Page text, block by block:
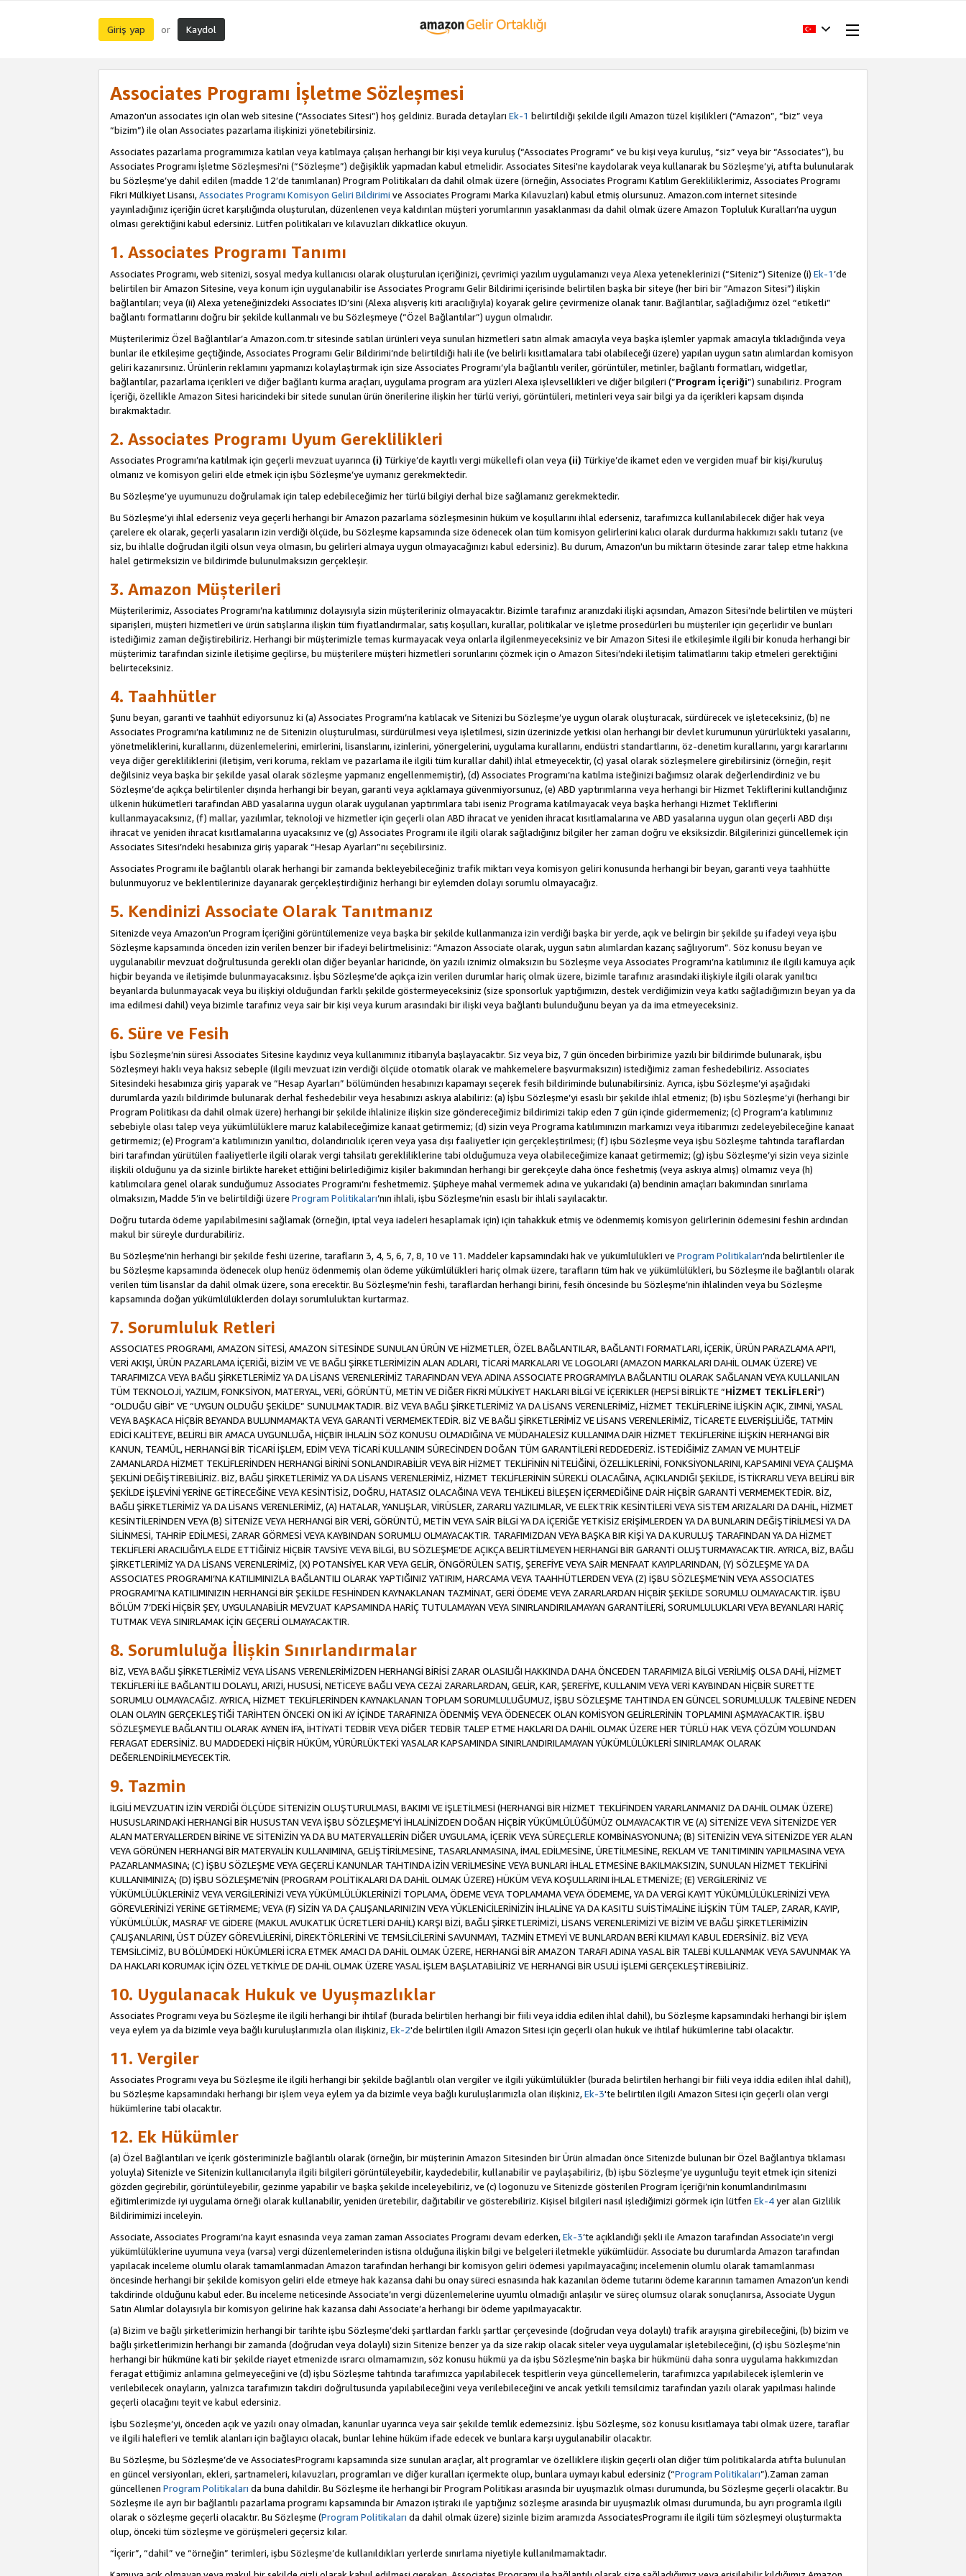
Giriş yap or Kaydol
Associates Programı İşletme Sözleşmesi
Amazon'un associates için olan web sitesine (“Associates Sitesi”) hoş geldiniz. Burada detayları Ek-1 belirtildiği şekilde ilgili Amazon tüzel kişilikleri (“Amazon”, “biz” veya
“bizim”) ile olan Associates pazarlama ilişkinizi yönetebilirsiniz.
Associates pazarlama programımıza katılan veya katılmaya çalışan herhangi bir kişi veya kuruluş (“Associates Programı” ve bu kişi veya kuruluş, “siz” veya bir “Associates”), bu
Associates Programı İşletme Sözleşmesi'ni (“Sözleşme”) değişiklik yapmadan kabul etmelidir. Associates Sitesi'ne kaydolarak veya kullanarak bu Sözleşme’yi, atıfta bulunularak
bu Sözleşme’ye dahil edilen (madde 12’de tanımlanan) Program Politikaları da dahil olmak üzere (örneğin, Associates Programı Katılım Gerekliliklerimiz, Associates Programı
Fikri Mülkiyet Lisansı,Associates Programı Komisyon Geliri Bildirimi ve Associates Programı Marka Kılavuzları) kabul etmiş olursunuz. Amazon.com internet sitesinde
yayınladığınız içeriğin ücret karşılığında oluşturulan, düzenlenen veya kaldırılan müşteri yorumlarının yasaklanması da dahil olmak üzere Amazon Topluluk Kuralları’na uygun
olması gerektiğini kabul edersiniz. Lütfen politikaları ve kılavuzları dikkatlice okuyun.
1. Associates Programı Tanımı
Associates Programı, web sitenizi, sosyal medya kullanıcısı olarak oluşturulan içeriğinizi, çevrimiçi yazılım uygulamanızı veya Alexa yeteneklerinizi (“Siteniz”) Sitenize (i) Ek-1’de
belirtilen bir Amazon Sitesine, veya konum için uygulanabilir ise Associates Programı Gelir Bildirimi içerisinde belirtilen başka bir siteye (her biri bir “Amazon Sitesi”) ilişkin
bağlantıları; veya (ii) Alexa yeteneğinizdeki Associates ID’sini (Alexa alışveriş kiti aracılığıyla) koyarak gelire çevirmenize olanak tanır. Bağlantılar, sağladığımız özel “etiketli”
bağlantı formatlarını doğru bir şekilde kullanmalı ve bu Sözleşmeye (“Özel Bağlantılar”) uygun olmalıdır.
Müşterilerimiz Özel Bağlantılar’a Amazon.com.tr sitesinde satılan ürünleri veya sunulan hizmetleri satın almak amacıyla veya başka işlemler yapmak amacıyla tıkladığında veya
bunlar ile etkileşime geçtiğinde, Associates Programı Gelir Bildirimi’nde belirtildiği hali ile (ve belirli kısıtlamalara tabi olabileceği üzere) yapılan uygun satın alımlardan komisyon
geliri kazanırsınız. Ürünlerin reklamını yapmanızı kolaylaştırmak için size Associates Programı’yla bağlantılı veriler, görüntüler, metinler, bağlantı formatları, widgetlar,
bağlantılar, pazarlama içerikleri ve diğer bağlantı kurma araçları, uygulama program ara yüzleri Alexa işlevsellikleri ve diğer bilgileri (”Program İçeriği”) sunabiliriz. Program
İçeriği, özellikle Amazon Sitesi haricindeki bir sitede sunulan ürün önerilerine ilişkin her türlü veriyi, görüntüleri, metinleri veya sair bilgi ya da içerikleri kapsam dışında
bırakmaktadır.
2. Associates Programı Uyum Gereklilikleri
Associates Programı’na katılmak için geçerli mevzuat uyarınca (i) Türkiye’de kayıtlı vergi mükellefi olan veya (ii) Türkiye’de ikamet eden ve vergiden muaf bir kişi/kuruluş
olmanız ve komisyon geliri elde etmek için işbu Sözleşme’ye uymanız gerekmektedir.
Bu Sözleşme’ye uyumunuzu doğrulamak için talep edebileceğimiz her türlü bilgiyi derhal bize sağlamanız gerekmektedir.
Bu Sözleşme’yi ihlal ederseniz veya geçerli herhangi bir Amazon pazarlama sözleşmesinin hüküm ve koşullarını ihlal ederseniz, tarafımızca kullanılabilecek diğer hak veya
çarelere ek olarak, geçerli yasaların izin verdiği ölçüde, bu Sözleşme kapsamında size ödenecek olan tüm komisyon gelirlerini kalıcı olarak durdurma hakkımızı saklı tutarız (ve
siz, bu ihlalle doğrudan ilgili olsun veya olmasın, bu gelirleri almaya uygun olmayacağınızı kabul edersiniz). Bu durum, Amazon'un bu miktarın ötesinde zarar talep etme hakkına
halel getirmeksizin ve bildirimde bulunulmaksızın gerçekleşir.
3. Amazon Müşterileri
Müşterilerimiz, Associates Programı’na katılımınız dolayısıyla sizin müşterileriniz olmayacaktır. Bizimle tarafınız aranızdaki ilişki açısından, Amazon Sitesi’nde belirtilen ve müşteri
siparişleri, müşteri hizmetleri ve ürün satışlarına ilişkin tüm fiyatlandırmalar, satış koşulları, kurallar, politikalar ve işletme prosedürleri bu müşteriler için geçerlidir ve bunları
istediğimiz zaman değiştirebiliriz. Herhangi bir müşterimizle temas kurmayacak veya onlarla ilgilenmeyeceksiniz ve bir Amazon Sitesi ile etkileşimle ilgili bir konuda herhangi bir
müşterimiz tarafından sizinle iletişime geçilirse, bu müşterilere müşteri hizmetleri sorunlarını çözmek için o Amazon Sitesi’ndeki iletişim talimatlarını takip etmeleri gerektiğini
belirteceksiniz.
4. Taahhütler
Şunu beyan, garanti ve taahhüt ediyorsunuz ki (a) Associates Programı’na katılacak ve Sitenizi bu Sözleşme’ye uygun olarak oluşturacak, sürdürecek ve işleteceksiniz, (b) ne
Associates Programı’na katılımınız ne de Sitenizin oluşturulması, sürdürülmesi veya işletilmesi, sizin üzerinizde yetkisi olan herhangi bir devlet kurumunun yürürlükteki yasalarını,
yönetmeliklerini, kurallarını, düzenlemelerini, emirlerini, lisanslarını, izinlerini, yönergelerini, uygulama kurallarını, endüstri standartlarını, öz-denetim kurallarını, yargı kararlarını
veya diğer gerekliliklerini (iletişim, veri koruma, reklam ve pazarlama ile ilgili tüm kurallar dahil) ihlal etmeyecektir, (c) yasal olarak sözleşmelere girebilirsiniz (örneğin, reşit
değilsiniz veya başka bir şekilde yasal olarak sözleşme yapmanız engellenmemiştir), (d) Associates Programı’na katılma isteğinizi bağımsız olarak değerlendirdiniz ve bu
Sözleşme’de açıkça belirtilenler dışında herhangi bir beyan, garanti veya açıklamaya güvenmiyorsunuz, (e) ABD yaptırımlarına veya herhangi bir Hizmet Tekliflerini kullandığınız
ülkenin hükümetleri tarafından ABD yasalarına uygun olarak uygulanan yaptırımlara tabi iseniz Programa katılmayacak veya başka herhangi Hizmet Tekliflerini
kullanmayacaksınız, (f) mallar, yazılımlar, teknoloji ve hizmetler için geçerli olan ABD ihracat ve yeniden ihracat kısıtlamalarına ve ABD yasalarına uygun olan geçerli ABD dışı
ihracat ve yeniden ihracat kısıtlamalarına uyacaksınız ve (g) Associates Programı ile ilgili olarak sağladığınız bilgiler her zaman doğru ve eksiksizdir. Bilgilerinizi güncellemek için
Associates Sitesi’ndeki hesabınıza giriş yaparak “Hesap Ayarları”nı seçebilirsiniz.
Associates Programı ile bağlantılı olarak herhangi bir zamanda bekleyebileceğiniz trafik miktarı veya komisyon geliri konusunda herhangi bir beyan, garanti veya taahhütte
bulunmuyoruz ve beklentilerinize dayanarak gerçekleştirdiğiniz herhangi bir eylemden dolayı sorumlu olmayacağız.
5. Kendinizi Associate Olarak Tanıtmanız
Sitenizde veya Amazon’un Program İçeriğini görüntülemenize veya başka bir şekilde kullanmanıza izin verdiği başka bir yerde, açık ve belirgin bir şekilde şu ifadeyi veya işbu
Sözleşme kapsamında önceden izin verilen benzer bir ifadeyi belirtmelisiniz: “Amazon Associate olarak, uygun satın alımlardan kazanç sağlıyorum”. Söz konusu beyan ve
uygulanabilir mevzuat doğrultusunda gerekli olan diğer beyanlar haricinde, ön yazılı iznimiz olmaksızın bu Sözleşme veya Associates Programı’na katılımınız ile ilgili kamuya açık
hiçbir beyanda ve iletişimde bulunmayacaksınız. İşbu Sözleşme’de açıkça izin verilen durumlar hariç olmak üzere, bizimle tarafınız arasındaki ilişkiyle ilgili olarak yanıltıcı
beyanlarda bulunmayacak veya bu ilişkiyi olduğundan farklı şekilde göstermeyeceksiniz (size sponsorluk yaptığımızın, destek verdiğimizin veya katkı sağladığımızın beyan ya da
ima edilmesi dahil) veya bizimle tarafınız veya sair bir kişi veya kurum arasındaki bir ilişki veya bağlantı bulunduğunu beyan ya da ima etmeyeceksiniz.
6. Süre ve Fesih
İşbu Sözleşme’nin süresi Associates Sitesine kaydınız veya kullanımınız itibarıyla başlayacaktır. Siz veya biz, 7 gün önceden birbirimize yazılı bir bildirimde bulunarak, işbu
Sözleşmeyi haklı veya haksız sebeple (ilgili mevzuat izin verdiği ölçüde otomatik olarak ve mahkemelere başvurmaksızın) istediğimiz zaman feshedebiliriz. Associates
Sitesindeki hesabınıza giriş yaparak ve “Hesap Ayarları” bölümünden hesabınızı kapamayı seçerek fesih bildiriminde bulunabilirsiniz. Ayrıca, işbu Sözleşme’yi aşağıdaki
durumlarda yazılı bildirimde bulunarak derhal feshedebilir veya hesabınızı askıya alabiliriz: (a) İşbu Sözleşme’yi esaslı bir şekilde ihlal etmeniz; (b) işbu Sözleşme’yi (herhangi bir
Program Politikası da dahil olmak üzere) herhangi bir şekilde ihlalinize ilişkin size göndereceğimiz bildirimizi takip eden 7 gün içinde gidermemeniz; (c) Program’a katılımınız
sebebiyle olası talep veya yükümlülüklere maruz kalabileceğimize kanaat getirmemiz; (d) sizin veya Programa katılımınızın markamızı veya itibarımızı zedeleyebileceğine kanaat
getirmemiz; (e) Program’a katılımınızın yanıltıcı, dolandırıcılık içeren veya yasa dışı faaliyetler için gerçekleştirilmesi; (f) işbu Sözleşme veya işbu Sözleşme tahtında taraflardan
biri tarafından yürütülen faaliyetlerle ilgili olarak vergi tahsilatı gerekliliklerine tabi olduğumuza veya olabileceğimize kanaat getirmemiz; (g) işbu Sözleşme’yi sizin veya sizinle
ilişkili olduğunu ya da sizinle birlikte hareket ettiğini belirlediğimiz kişiler bakımından herhangi bir gerekçeyle daha önce feshetmiş (veya askıya almış) olmamız veya (h)
katılımcılara genel olarak sunduğumuz Associates Programı’nı feshetmemiz. Şüpheye mahal vermemek adına ve yukarıdaki (a) bendinin amaçları bakımından sınırlama
olmaksızın, Madde 5’in ve belirtildiği üzere Program Politikaları’nın ihlali, işbu Sözleşme’nin esaslı bir ihlali sayılacaktır.
Doğru tutarda ödeme yapılabilmesini sağlamak (örneğin, iptal veya iadeleri hesaplamak için) için tahakkuk etmiş ve ödenmemiş komisyon gelirlerinin ödemesini feshin ardından
makul bir süreyle durdurabiliriz.
Bu Sözleşme’nin herhangi bir şekilde feshi üzerine, tarafların 3, 4, 5, 6, 7, 8, 10 ve 11. Maddeler kapsamındaki hak ve yükümlülükleri ve Program Politikaları’nda belirtilenler ile
bu Sözleşme kapsamında ödenecek olup henüz ödenmemiş olan ödeme yükümlülükleri hariç olmak üzere, tarafların tüm hak ve yükümlülükleri, bu Sözleşme ile bağlantılı olarak
verilen tüm lisanslar da dahil olmak üzere, sona erecektir. Bu Sözleşme’nin feshi, taraflardan herhangi birini, fesih öncesinde bu Sözleşme’nin ihlalinden veya bu Sözleşme
kapsamında doğan yükümlülüklerden dolayı sorumluluktan kurtarmaz.
7. Sorumluluk Retleri
ASSOCIATES PROGRAMI, AMAZON SİTESİ, AMAZON SİTESİNDE SUNULAN ÜRÜN VE HİZMETLER, ÖZEL BAĞLANTILAR, BAĞLANTI FORMATLARI, İÇERİK, ÜRÜN PARAZLAMA API’I,
VERİ AKIŞI, ÜRÜN PAZARLAMA İÇERİĞİ, BİZİM VE VE BAĞLI ŞİRKETLERİMİZİN ALAN ADLARI, TİCARİ MARKALARI VE LOGOLARI (AMAZON MARKALARI DAHİL OLMAK ÜZERE) VE
TARAFIMIZCA VEYA BAĞLI ŞİRKETLERİMİZ YA DA LİSANS VERENLERİMİZ TARAFINDAN VEYA ADINA ASSOCIATE PROGRAMIYLA BAĞLANTILI OLARAK SAĞLANAN VEYA KULLANILAN
TÜM TEKNOLOJİ, YAZILIM, FONKSİYON, MATERYAL, VERİ, GÖRÜNTÜ, METİN VE DİĞER FİKRİ MÜLKİYET HAKLARI BİLGİ VE İÇERİKLER (HEPSİ BİRLİKTE “HİZMET TEKLİFLERİ”)
“OLDUĞU GİBİ” VE “UYGUN OLDUĞU ŞEKİLDE” SUNULMAKTADIR. BİZ VEYA BAĞLI ŞİRKETLERİMİZ YA DA LİSANS VERENLERİMİZ, HİZMET TEKLİFLERİNE İLİŞKİN AÇIK, ZIMNİ, YASAL
VEYA BAŞKACA HİÇBİR BEYANDA BULUNMAMAKTA VEYA GARANTİ VERMEMEKTEDİR. BİZ VE BAĞLI ŞİRKETLERİMİZ VE LİSANS VERENLERİMİZ, TİCARETE ELVERİŞLİLİĞE, TATMİN
EDİCİ KALİTEYE, BELİRLİ BİR AMACA UYGUNLUĞA, HİÇBİR İHLALİN SÖZ KONUSU OLMADIĞINA VE MÜDAHALESİZ KULLANIMA DAİR HİZMET TEKLİFLERİNE İLİŞKİN HERHANGİ BİR
KANUN, TEAMÜL, HERHANGİ BİR TİCARİ İŞLEM, EDİM VEYA TİCARİ KULLANIM SÜRECİNDEN DOĞAN TÜM GARANTİLERİ REDDEDERİZ. İSTEDİĞİMİZ ZAMAN VE MUHTELİF
ZAMANLARDA HİZMET TEKLİFLERİNDEN HERHANGİ BİRİNİ SONLANDIRABİLİR VEYA BİR HİZMET TEKLİFİNİN NİTELİĞİNİ, ÖZELLİKLERİNİ, FONKSİYONLARINI, KAPSAMINI VEYA ÇALIŞMA
ŞEKLİNİ DEĞİŞTİREBİLİRİZ. BİZ, BAĞLI ŞİRKETLERİMİZ YA DA LİSANS VERENLERİMİZ, HİZMET TEKLİFLERİNİN SÜREKLİ OLACAĞINA, AÇIKLANDIĞI ŞEKİLDE, İSTİKRARLI VEYA BELİRLİ BİR
ŞEKİLDE İŞLEVİNİ YERİNE GETİRECEĞİNE VEYA KESİNTİSİZ, DOĞRU, HATASIZ OLACAĞINA VEYA TEHLİKELİ BİLEŞEN İÇERMEDİĞİNE DAİR HİÇBİR GARANTİ VERMEMEKTEDİR. BİZ,
BAĞLI ŞİRKETLERİMİZ YA DA LİSANS VERENLERİMİZ, (A) HATALAR, YANLIŞLAR, VİRÜSLER, ZARARLI YAZILIMLAR, VE ELEKTRİK KESİNTİLERİ VEYA SİSTEM ARIZALARI DA DAHİL, HİZMET
KESİNTİLERİNDEN VEYA (B) SİTENİZE VEYA HERHANGİ BİR VERİ, GÖRÜNTÜ, METİN VEYA SAİR BİLGİ YA DA İÇERİĞE YETKİSİZ ERİŞİMLERDEN YA DA BUNLARIN DEĞİŞTİRİLMESİ YA DA
SİLİNMESİ, TAHRİP EDİLMESİ, ZARAR GÖRMESİ VEYA KAYBINDAN SORUMLU OLMAYACAKTIR. TARAFIMIZDAN VEYA BAŞKA BIR KİŞİ YA DA KURULUŞ TARAFINDAN YA DA HİZMET
TEKLİFLERİ ARACILIĞIYLA ELDE ETTİĞİNİZ HİÇBİR TAVSİYE VEYA BİLGİ, BU SÖZLEŞME’DE AÇIKÇA BELİRTİLMEYEN HERHANGİ BİR GARANTİ OLUŞTURMAYACAKTIR. AYRICA, BİZ, BAĞLI
ŞİRKETLERİMİZ YA DA LİSANS VERENLERİMİZ, (X) POTANSİYEL KAR VEYA GELİR, ÖNGÖRÜLEN SATIŞ, ŞEREFİYE VEYA SAİR MENFAAT KAYIPLARINDAN, (Y) SÖZLEŞME YA DA
ASSOCIATES PROGRAMI’NA KATILIMINIZLA BAĞLANTILI OLARAK YAPTIĞINIZ YATIRIM, HARCAMA VEYA TAAHHÜTLERDEN VEYA (Z) İŞBU SÖZLEŞME’NİN VEYA ASSOCIATES
PROGRAMI’NA KATILIMINIZIN HERHANGİ BİR ŞEKİLDE FESHİNDEN KAYNAKLANAN TAZMİNAT, GERİ ÖDEME VEYA ZARARLARDAN HİÇBİR ŞEKİLDE SORUMLU OLMAYACAKTIR. İŞBU
BÖLÜM 7’DEKİ HİÇBİR ŞEY, UYGULANABİLİR MEVZUAT KAPSAMINDA HARİÇ TUTULAMAYAN VEYA SINIRLANDIRILAMAYAN GARANTİLERİ, SORUMLULUKLARI VEYA BEYANLARI HARİÇ
TUTMAK VEYA SINIRLAMAK İÇİN GEÇERLİ OLMAYACAKTIR.
8. Sorumluluğa İlişkin Sınırlandırmalar
BİZ, VEYA BAĞLI ŞİRKETLERİMİZ VEYA LİSANS VERENLERİMİZDEN HERHANGİ BİRİSİ ZARAR OLASILIĞI HAKKINDA DAHA ÖNCEDEN TARAFIMIZA BİLGİ VERİLMİŞ OLSA DAHİ, HİZMET
TEKLİFLERİ İLE BAĞLANTILI DOLAYLI, ARIZİ, HUSUSİ, NETİCEYE BAĞLI VEYA CEZAİ ZARARLARDAN, GELİR, KAR, ŞEREFİYE, KULLANIM VEYA VERİ KAYBINDAN HİÇBİR SURETTE
SORUMLU OLMAYACAĞIZ. AYRICA, HİZMET TEKLİFLERİNDEN KAYNAKLANAN TOPLAM SORUMLULUĞUMUZ, İŞBU SÖZLEŞME TAHTINDA EN GÜNCEL SORUMLULUK TALEBİNE NEDEN
OLAN OLAYIN GERÇEKLEŞTİĞİ TARİHTEN ÖNCEKİ ON İKİ AY İÇİNDE TARAFINIZA ÖDENMİŞ VEYA ÖDENECEK OLAN KOMİSYON GELİRLERİNİN TOPLAMINI AŞMAYACAKTIR. İŞBU
SÖZLEŞMEYLE BAĞLANTILI OLARAK AYNEN İFA, İHTİYATİ TEDBİR VEYA DİĞER TEDBİR TALEP ETME HAKLARI DA DAHİL OLMAK ÜZERE HER TÜRLÜ HAK VEYA ÇÖZÜM YOLUNDAN
FERAGAT EDERSİNİZ. BU MADDEDEKİ HİÇBİR HÜKÜM, YÜRÜRLÜKTEKİ YASALAR KAPSAMINDA SINIRLANDIRILAMAYAN YÜKÜMLÜLÜKLERİ SINIRLAMAK OLARAK
DEĞERLENDİRİLMEYECEKTİR.
9. Tazmin
İLGİLİ MEVZUATIN İZİN VERDİĞİ ÖLÇÜDE SİTENİZİN OLUŞTURULMASI, BAKIMI VE İŞLETİLMESİ (HERHANGİ BİR HİZMET TEKLİFİNDEN YARARLANMANIZ DA DAHİL OLMAK ÜZERE)
HUSUSLARINDAKİ HERHANGİ BİR HUSUSTAN VEYA İŞBU SÖZLEŞME’Yİ İHLALİNİZDEN DOĞAN HİÇBİR YÜKÜMLÜLÜĞÜMÜZ OLMAYACAKTIR VE (A) SİTENİZE VEYA SİTENİZDE YER
ALAN MATERYALLERDEN BİRİNE VE SİTENİZİN YA DA BU MATERYALLERİN DİĞER UYGULAMA, İÇERİK VEYA SÜREÇLERLE KOMBİNASYONUNA; (B) SİTENİZİN VEYA SİTENİZDE YER ALAN
VEYA GÖRÜNEN HERHANGİ BİR MATERYALİN KULLANIMINA, GELİŞTİRİLMESİNE, TASARLANMASINA, İMAL EDİLMESİNE, ÜRETİLMESİNE, REKLAM VE TANITIMININ YAPILMASINA VEYA
PAZARLANMASINA; (C) İŞBU SÖZLEŞME VEYA GEÇERLİ KANUNLAR TAHTINDA İZİN VERİLMESİNE VEYA BUNLARI İHLAL ETMESİNE BAKILMAKSIZIN, SUNULAN HİZMET TEKLİFİNİ
KULLANIMINIZA; (D) İŞBU SÖZLEŞME’NİN (PROGRAM POLİTİKALARI DA DAHİL OLMAK ÜZERE) HÜKÜM VEYA KOŞULLARINI İHLAL ETMENİZE; (E) VERGİLERİNİZ VE
YÜKÜMLÜLÜKLERİNİZ VEYA VERGİLERİNİZİ VEYA YÜKÜMLÜLÜKLERİNİZİ TOPLAMA, ÖDEME VEYA TOPLAMAMA VEYA ÖDEMEME, YA DA VERGİ KAYIT YÜKÜMLÜLÜKLERİNİZİ VEYA
GÖREVLERİNİZİ YERİNE GETİRMEME; VEYA (F) SİZİN YA DA ÇALIŞANLARINIZIN VEYA YÜKLENİCİLERİNİZİN İHLALİNE YA DA KASITLI SUİSTİMALİNE İLİŞKİN TÜM TALEP, ZARAR, KAYIP,
YÜKÜMLÜLÜK, MASRAF VE GİDERE (MAKUL AVUKATLIK ÜCRETLERİ DAHİL) KARŞI BİZİ, BAĞLI ŞİRKETLERİMİZİ, LİSANS VERENLERİMİZİ VE BİZİM VE BAĞLI ŞİRKETLERİMİZİN
ÇALIŞANLARINI, ÜST DÜZEY GÖREVLİLERİNİ, DİREKTÖRLERİNİ VE TEMSİLCİLERİNİ SAVUNMAYI, TAZMİN ETMEYİ VE BUNLARDAN BERİ KILMAYI KABUL EDERSİNİZ. BİZ VEYA
TEMSİLCİMİZ, BU BÖLÜMDEKİ HÜKÜMLERİ İCRA ETMEK AMACI DA DAHİL OLMAK ÜZERE, HERHANGİ BİR AMAZON TARAFI ADINA YASAL BİR TALEBİ KULLANMAK VEYA SAVUNMAK YA
DA HAKLARI KORUMAK İÇİN ÖZEL YETKİYLE DE DAHİL OLMAK ÜZERE YASAL İŞLEM BAŞLATABİLİRİZ VE HERHANGİ BİR USULİ İŞLEMİ GERÇEKLEŞTİREBİLİRİZ.
10. Uygulanacak Hukuk ve Uyuşmazlıklar
Associates Programı veya bu Sözleşme ile ilgili herhangi bir ihtilaf (burada belirtilen herhangi bir fiili veya iddia edilen ihlal dahil), bu Sözleşme kapsamındaki herhangi bir işlem
veya eylem ya da bizimle veya bağlı kuruluşlarımızla olan ilişkiniz,Ek-2'de belirtilen ilgili Amazon Sitesi için geçerli olan hukuk ve ihtilaf hükümlerine tabi olacaktır.
11. Vergiler
Associates Programı veya bu Sözleşme ile ilgili herhangi bir şekilde bağlantılı olan vergiler ve ilgili yükümlülükler (burada belirtilen herhangi bir fiili veya iddia edilen ihlal dahil),
bu Sözleşme kapsamındaki herhangi bir işlem veya eylem ya da bizimle veya bağlı kuruluşlarımızla olan ilişkiniz,Ek-3'te belirtilen ilgili Amazon Sitesi için geçerli olan vergi
hükümlerine tabi olacaktır.
12. Ek Hükümler
(a) Özel Bağlantıları ve İçerik gösteriminizle bağlantılı olarak (örneğin, bir müşterinin Amazon Sitesinden bir Ürün almadan önce Sitenizde bulunan bir Özel Bağlantıya tıklaması
yoluyla) Sitenizle ve Sitenizin kullanıcılarıyla ilgili bilgileri görüntüleyebilir, kaydedebilir, kullanabilir ve paylaşabiliriz, (b) işbu Sözleşme’ye uygunluğu teyit etmek için sitenizi
gözden geçirebilir, görüntüleyebilir, gezinme yapabilir ve başka şekilde inceleyebiliriz, ve (c) logonuzu ve Sitenizde gösterilen Program İçeriği’nin konumlandırılmasını
eğitimlerimizde iyi uygulama örneği olarak kullanabilir, yeniden üretebilir, dağıtabilir ve gösterebiliriz. Kişisel bilgileri nasıl işlediğimizi görmek için lütfen Ek-4yer alan Gizlilik
Bildirimimizi inceleyin.
Associate, Associates Programı’na kayıt esnasında veya zaman zaman Associates Programı devam ederken,Ek-3’te açıklandığı şekli ile Amazon tarafından Associate’ın vergi
yükümlülüklerine uyumuna veya (varsa) vergi düzenlemelerinden istisna olduğuna ilişkin bilgi ve belgeleri iletmekle yükümlüdür. Associate bu durumlarda Amazon tarafından
yapılacak inceleme olumlu olarak tamamlanmadan Amazon tarafından herhangi bir komisyon geliri ödemesi yapılmayacağını; incelemenin olumlu olarak tamamlanması
öncesinde herhangi bir şekilde komisyon geliri elde etmeye hak kazansa dahi bu onay süreci esnasında hak kazanılan ödeme tutarını ödeme kararının tamamen Amazon’un kendi
takdirinde olduğunu kabul eder. Bu inceleme neticesinde Associate’ın vergi düzenlemelerine uyumlu olmadığı anlaşılır ve süreç olumsuz olarak sonuçlanırsa, Associate Uygun
Satın Alımlar dolayısıyla bir komisyon gelirine hak kazansa dahi Associate’a herhangi bir ödeme yapılmayacaktır.
(a) Bizim ve bağlı şirketlerimizin herhangi bir tarihte işbu Sözleşme’deki şartlardan farklı şartlar çerçevesinde (doğrudan veya dolaylı) trafik arayışına girebileceğini, (b) bizim ve
bağlı şirketlerimizin herhangi bir zamanda (doğrudan veya dolaylı) sizin Sitenize benzer ya da size rakip olacak siteler veya uygulamalar işletebileceğini, (c) işbu Sözleşme’nin
herhangi bir hükmüne kati bir şekilde riayet etmenizde ısrarcı olmamamızın, söz konusu hükmü ya da işbu Sözleşme’nin başka bir hükmünü daha sonra uygulama hakkımızdan
feragat ettiğimiz anlamına gelmeyeceğini ve (d) işbu Sözleşme tahtında tarafımızca yapılabilecek tespitlerin veya güncellemelerin, tarafımızca yapılabilecek işlemlerin ve
verilebilecek onayların, yalnızca tarafımızın takdiri doğrultusunda yapılabileceğini veya verilebileceğini ve ancak yetkili temsilcimiz tarafından yazılı olarak yapılması halinde
geçerli olacağını teyit ve kabul edersiniz.
İşbu Sözleşme’yi, önceden açık ve yazılı onay olmadan, kanunlar uyarınca veya sair şekilde temlik edemezsiniz. İşbu Sözleşme, söz konusu kısıtlamaya tabi olmak üzere, taraflar
ve ilgili halefleri ve temlik alanları için bağlayıcı olacak, bunlar lehine hüküm ifade edecek ve bunlara karşı uygulanabilir olacaktır.
Bu Sözleşme, bu Sözleşme’de ve AssociatesProgramı kapsamında size sunulan araçlar, alt programlar ve özelliklere ilişkin geçerli olan diğer tüm politikalarda atıfta bulunulan
en güncel versiyonları, ekleri, şartnameleri, kılavuzları, programları ve diğer kuralları içermekte olup, bunlara uymayı kabul edersiniz (“Program Politikaları”).Zaman zaman
güncellenen Program Politikaları da buna dahildir. Bu Sözleşme ile herhangi bir Program Politikası arasında bir uyuşmazlık olması durumunda, bu Sözleşme geçerli olacaktır. Bu
Sözleşme ile ayrı bir bağlantılı pazarlama programı kapsamında bir Amazon iştiraki ile yaptığınız sözleşme arasında bir uyuşmazlık olması durumunda, bu ayrı programla ilgili
olarak o sözleşme geçerli olacaktır. Bu Sözleşme (Program Politikaları da dahil olmak üzere) sizinle bizim aramızda AssociatesProgramı ile ilgili tüm sözleşmeyi oluşturmakta
olup, önceki tüm sözleşme ve görüşmeleri geçersiz kılar.
“İçerir”, “dahil” ve “örneğin” terimleri, işbu Sözleşme’de kullanıldıkları yerlerde sınırlama niyetiyle kullanılmamaktadır.